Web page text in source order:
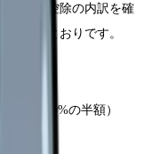
人は、控除の内訳を確
以下のとおりです。
都 9.90%の半額）